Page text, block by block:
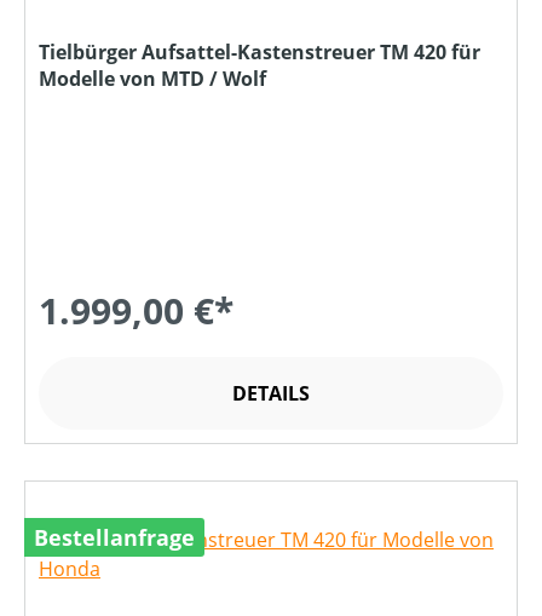
Tielbürger Aufsattel-Kastenstreuer TM 420 für
Modelle von MTD / Wolf
1.999,00 €*
DETAILS
Bestellanfrage